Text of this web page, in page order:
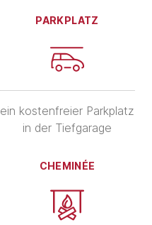
PARKPLATZ
ein kostenfreier Parkplatz
in der Tiefgarage
CHEMINÉE